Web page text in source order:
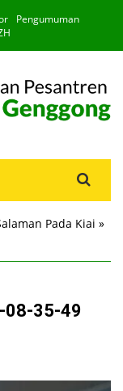
Pengumuman
for:
Pada Kiai »
08-35-49